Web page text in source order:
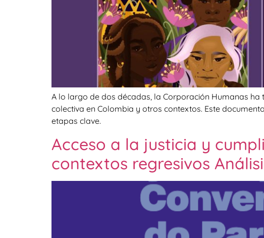
A lo largo de dos décadas, la Corporación Humanas
colectiva en Colombia y otros contextos. Este
etapas clave.
Acceso a la justicia y
contextos regresivos